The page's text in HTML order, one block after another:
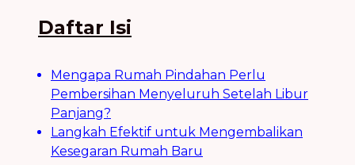
Daftar Isi
Mengapa Rumah Pindahan Perlu
Pembersihan Menyeluruh Setelah Libur
Panjang?
Langkah Efektif untuk Mengembalikan
Kesegaran Rumah Baru